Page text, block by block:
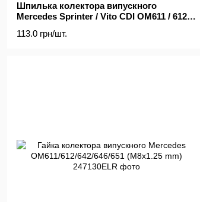
Шпилька колектора випускного
Mercedes Sprinter / Vito CDI OM611 / 612 /
113.0 грн/шт.